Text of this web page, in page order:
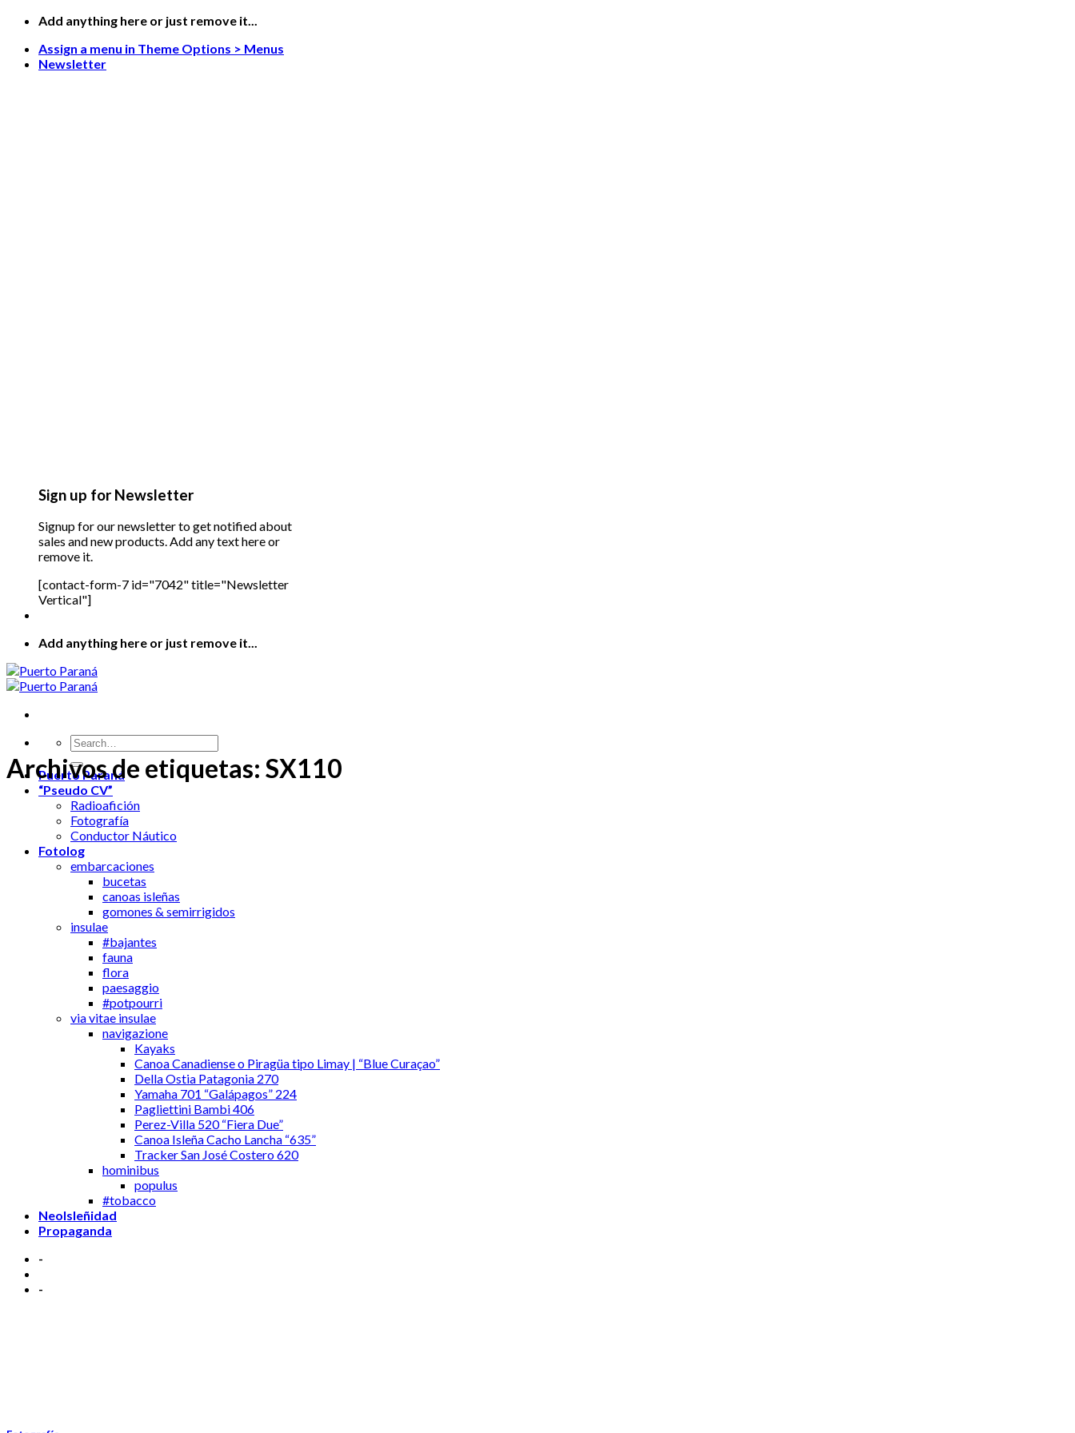
Saltar
contenido
Add anything here or just remove it...
Assign a menu in Theme Options > Menus
Newsletter
Sign up for Newsletter
Signup for our newsletter to get notified about
sales and new products. Add any text here or
remove it.
[contact-form-7 id="7042" title="Newsletter
Vertical"]
Add anything here or just remove it...
Puerto Paraná
“Pseudo CV”
Radioafición
Fotografía
Conductor Náutico
Fotolog
embarcaciones
bucetas
canoas isleñas
gomones & semirrigidos
insulae
#bajantes
fauna
flora
paesaggio
#potpourri
via vitae insulae
navigazione
Kayaks
Canoa Canadiense o Piragüa tipo Limay | “Blue Curaçao”
Della Ostia Patagonia 270
Yamaha 701 “Galápagos” 224
Pagliettini Bambi 406
Perez-Villa 520 “Fiera Due”
Canoa Isleña Cacho Lancha “635”
Tracker San José Costero 620
hominibus
populus
#tobacco
NeoIsleñidad
Propaganda
-
-
Archivos de etiquetas: SX110